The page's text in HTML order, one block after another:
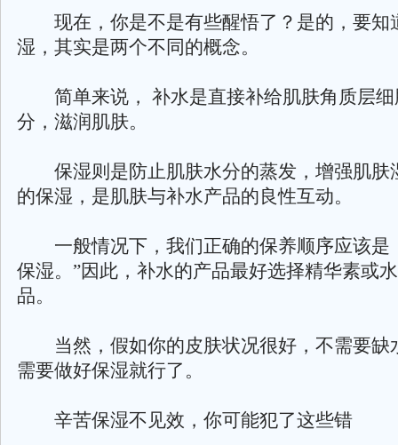
现在，你是不是有些醒悟了？是的，要知
湿，其实是两个不同的概念。
简单来说， 补水是直接补给肌肤角质层细
分，滋润肌肤。
保湿则是防止肌肤水分的蒸发，增强肌肤
的保湿，是肌肤与补水产品的良性互动。
一般情况下，我们正确的保养顺序应该是
保湿。”因此，补水的产品最好选择精华素或
品。
当然，假如你的皮肤状况很好，不需要缺
需要做好保湿就行了。
辛苦保湿不见效，你可能犯了这些错